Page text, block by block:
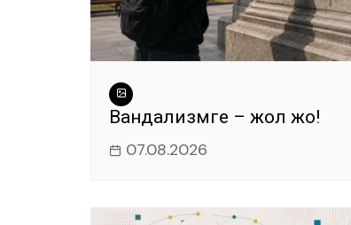
Вандализмге – жол жоқ!
07.08.2026